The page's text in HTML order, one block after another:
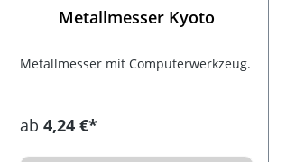
Metallmesser Kyoto
Metallmesser mit Computerwerkzeug.
ab4,24 €*